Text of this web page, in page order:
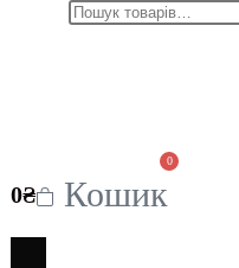
0₴
0
Кошик